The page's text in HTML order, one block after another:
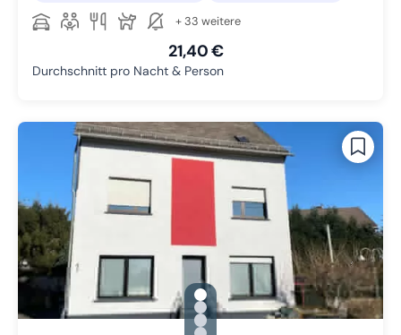
+ 33 weitere
21,40 €
Durchschnitt pro Nacht & Person
gallery.slide_selector
Zu Slide 1 wechseln
Zu Slide 2 wechseln